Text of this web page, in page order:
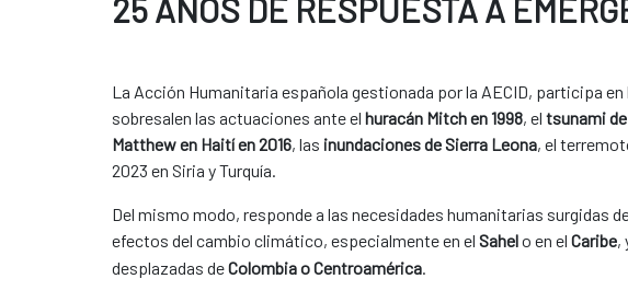
25 AÑOS DE RESPUESTA A
La Acción Humanitaria española gestionada por la AECID, participa
sobresalen las actuaciones ante el huracán Mitch en 1998, el tsunami
Matthew en Haití en 2016, las inundaciones de Sierra Leona, el
2023 en Siria y Turquía.
Del mismo modo, responde a las necesidades humanitarias surgidas
efectos del cambio climático, especialmente en el Sahelo en el Caribe,
desplazadas deColombia o Centroamérica